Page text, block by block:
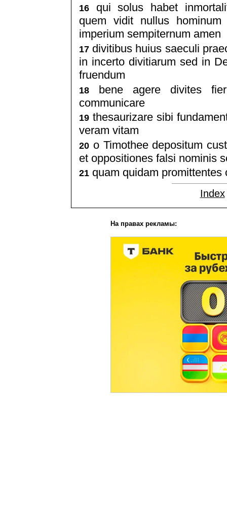
16
qui solus habet
quem vidit nullus
imperium sempiternum amen
17 divitibus huius saeculi
in incerto divitiarum sed in
fruendum
18
bene agere divites
communicare
19 thesaurizare sibi
veram vitam
20 o Timothee depositum
et oppositiones falsi nominis
21 quam quidam
Index
На правах рекламы: